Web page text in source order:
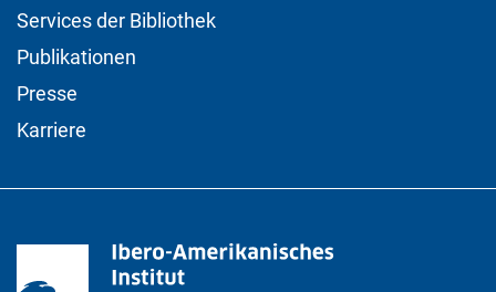
Services der Bibliothek
Publikationen
Presse
Karriere